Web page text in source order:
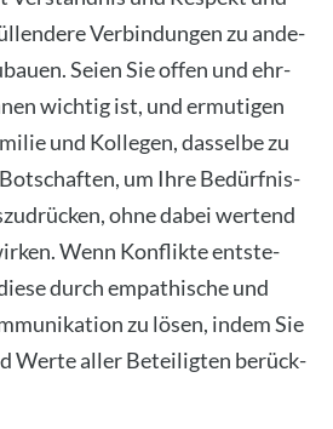
Ver­bin­dun­gen zu ande­
Sei­en Sie offen und ehr­
wich­tig ist, und ermu­ti­gen
und Kol­le­gen, das­sel­be zu
um Ihre Bedürf­nis­
ohne dabei wer­tend
Wenn Kon­flik­te ent­ste­
durch empa­thi­sche und
zu lösen, indem Sie
Wer­te aller Betei­lig­ten berück­